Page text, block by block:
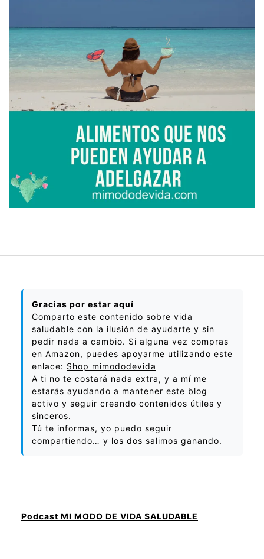
Gracias por estar aquí
Comparto este contenido sobre vida
saludable con la ilusión de ayudarte y sin
pedir nada a cambio. Si alguna vez compras
en Amazon, puedes apoyarme utilizando este
enlace: Shop mimododevida
A ti no te costará nada extra, y a mí me
estarás ayudando a mantener este blog
activo y seguir creando contenidos útiles y
sinceros.
Tú te informas, yo puedo seguir
compartiendo… y los dos salimos ganando.
Podcast MI MODO DE VIDA SALUDABLE